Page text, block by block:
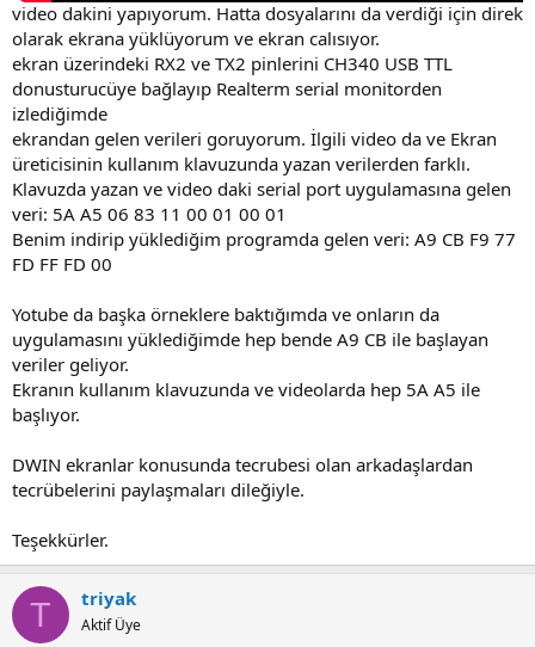
video dakini yapıyorum. Hatta dosyalarını da verdiği için direk
olarak ekrana yüklüyorum ve ekran calısıyor.
ekran üzerindeki RX2 ve TX2 pinlerini CH340 USB TTL
donusturucüye bağlayıp Realterm serial monitorden
izlediğimde
ekrandan gelen verileri goruyorum. İlgili video da ve Ekran
üreticisinin kullanım klavuzunda yazan verilerden farklı.
Klavuzda yazan ve video daki serial port uygulamasına gelen
veri: 5A A5 06 83 11 00 01 00 01
Benim indirip yüklediğim programda gelen veri: A9 CB F9 77
FD FF FD 00
Yotube da başka örneklere baktığımda ve onların da
uygulamasını yüklediğimde hep bende A9 CB ile başlayan
veriler geliyor.
Ekranın kullanım klavuzunda ve videolarda hep 5A A5 ile
başlıyor.
DWIN ekranlar konusunda tecrubesi olan arkadaşlardan
tecrübelerini paylaşmaları dileğiyle.
Teşekkürler.
T triyak
Aktif Üye